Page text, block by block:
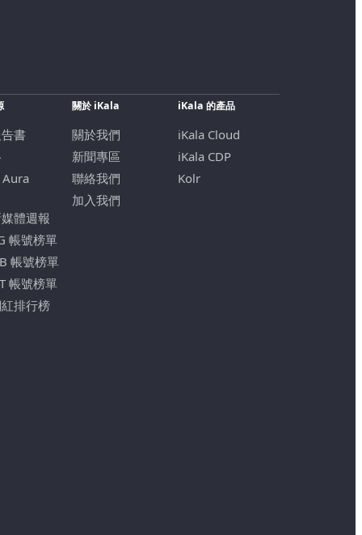
書
體週報
帳號榜單
帳號榜單
帳號榜單
排行榜
關於 iKala
關於我們
新聞專區
聯絡我們
加入我們
iKala 的產品
iKala Cloud
iKala CDP
Kolr